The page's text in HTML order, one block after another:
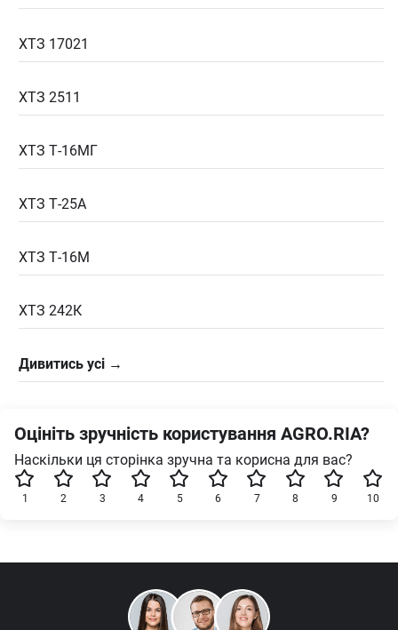
ХТЗ 17021
ХТЗ 2511
ХТЗ Т-16МГ
ХТЗ Т-25А
ХТЗ Т-16М
ХТЗ 242К
Дивитись усі →
Оцініть зручність користування AGRO.RIA?
Наскільки ця сторінка зручна та корисна для вас?
10
9
8
7
6
5
4
3
2
1